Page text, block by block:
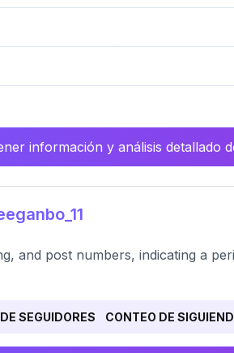
información y análisis detallado
and post numbers, indicating a
SEGUIDORES CONTEO DE